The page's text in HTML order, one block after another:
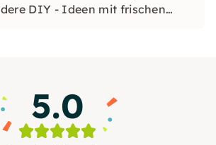
DIY - Ideen mit frischen
5.0